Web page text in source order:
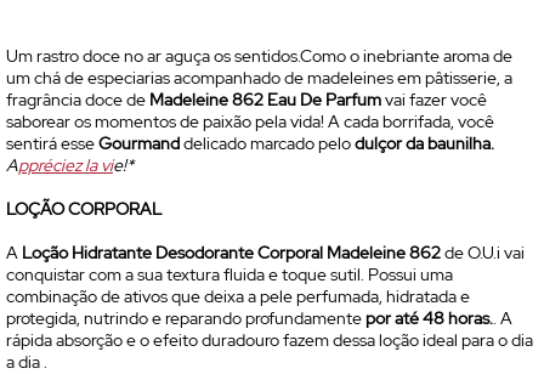
Um rastro doce no ar aguça os sentidos.Como o inebriante aroma de
um chá de especiarias acompanhado de madeleines em pâtisserie, a
fragrância doce de Madeleine 862 Eau De Parfumvai fazer você
saborear os momentos de paixão pela vida! A cada borrifada, você
sentirá esseGourmanddelicado marcado pelodulçor da baunilha.
Appréciez la vie!*
LOÇÃO CORPORAL
A Loção Hidratante Desodorante Corporal Madeleine 862de O.U.i vai
conquistar com a sua textura fluida e toque sutil. Possui uma
combinação de ativos que deixa a pele perfumada, hidratada e
protegida, nutrindo e reparando profundamentepor até 48 horas.. A
rápida absorção e o efeito duradouro fazem dessa loção ideal para o dia
a dia .